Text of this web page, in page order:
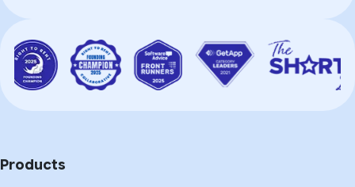
Products